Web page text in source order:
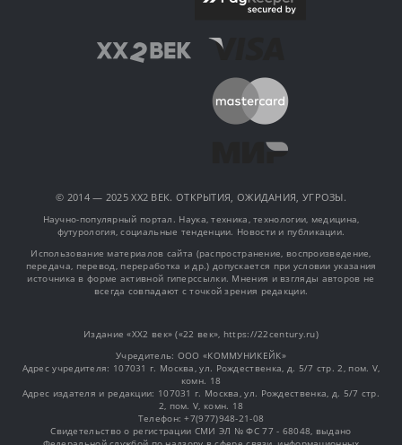
© 2014 — 2025 XX2 ВЕК. ОТКРЫТИЯ, ОЖИДАНИЯ, УГРОЗЫ.
Научно-популярный портал. Наука, техника, технологии, медицина,
футурология, социальные тенденции. Новости и публикации.
Использование материалов сайта (распространение, воспроизведение,
передача, перевод, переработка и др.) допускается при условии указания
источника в форме активной гиперссылки. Мнения и взгляды авторов не
всегда совпадают с точкой зрения редакции.
Издание «XX2 век» («22 век», https://22century.ru)
Учредитель: OOO «КОММУНИКЕЙК»
Адрес учредителя: 107031 г. Москва, ул. Рождественка, д. 5/7 стр. 2, пом. V,
комн. 18
Адрес издателя и редакции: 107031 г. Москва, ул. Рождественка, д. 5/7 стр.
2, пом. V, комн. 18
Телефон: +7(977)948-21-08
Свидетельство о регистрации СМИ ЭЛ № ФС 77 - 68048, выдано